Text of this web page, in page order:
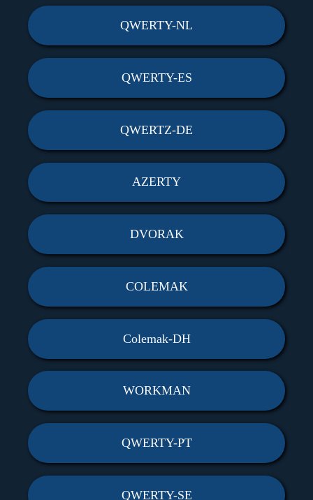
QWERTY-NL
QWERTY-ES
QWERTZ-DE
AZERTY
DVORAK
COLEMAK
Colemak-DH
WORKMAN
QWERTY-PT
QWERTY-SE